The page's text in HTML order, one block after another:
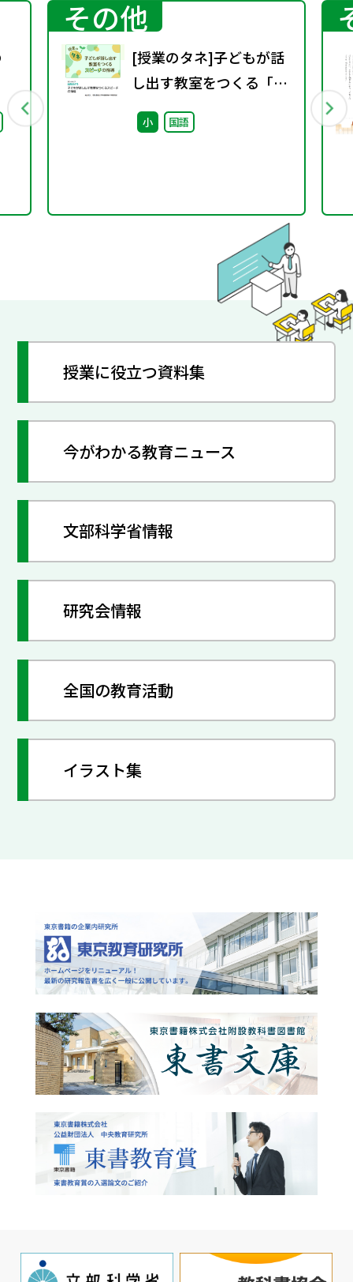
その他
[授業のタネ]子どもが話
し出す教室をつくる「ス
ピーチ」指導アイディア
小 国語
授業に役立つ資料集
今がわかる教育ニュース
文部科学省情報
研究会情報
全国の教育活動
イラスト集